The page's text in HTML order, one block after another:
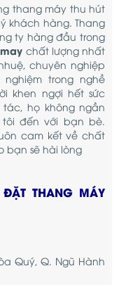
thang máy thu hút
khách hàng. Thang
ty hàng đầu trong
chất lượng nhất
chuyên nghiệp
trong nghề
khen ngợi hết sức
họ không ngần
đến với bạn bè.
cam kết về chất
bạn sẽ hài lòng
THANG MÁY
Quý, Q. Ngũ Hành